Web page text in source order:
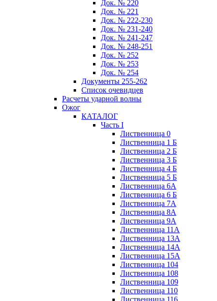
Док. № 220
Док. № 221
Док. № 222-230
Док. № 231-240
Док. № 241-247
Док. № 248-251
Док. № 252
Док. № 253
Док. № 254
Документы 255-262
Список очевидцев
Расчеты ударной волны
Ожог
КАТАЛОГ
Часть I
Лиственница 0
Лиственница 1 Б
Лиственница 2 Б
Лиственница 3 Б
Лиственница 4 Б
Лиственница 5 Б
Лиственница 6А
Лиственница 6 Б
Лиственница 7А
Лиственница 8А
Лиственница 9А
Лиственница 11А
Лиственница 13А
Лиственница 14А
Лиственница 15А
Лиственница 104
Лиственница 108
Лиственница 109
Лиственница 110
Лиственница 116